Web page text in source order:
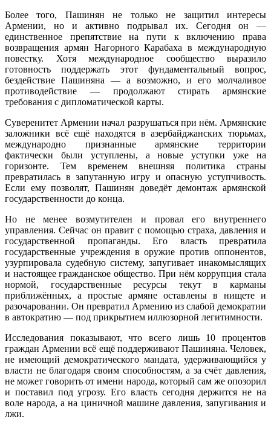
Более того, Пашинян не только не защитил интересы
Армении, но и активно подрывал их. Сегодня он —
единственное препятствие на пути к включению права
возвращения армян Нагорного Карабаха в международную
повестку. Хотя международное сообщество выразило
готовность поддержать этот фундаментальный вопрос,
бездействие Пашиняна — а возможно, и его молчаливое
противодействие — продолжают стирать армянские
требования с дипломатической карты.
Суверенитет Армении начал разрушаться при нём. Армянские
заложники всё ещё находятся в азербайджанских тюрьмах,
международно признанные армянские территории
фактически были уступлены, а новые уступки уже на
горизонте. Тем временем внешняя политика страны
превратилась в запутанную игру и опасную уступчивость.
Если ему позволят, Пашинян доведёт демонтаж армянской
государственности до конца.
Но не менее возмутителен и провал его внутреннего
управления. Сейчас он правит с помощью страха, давления и
государственной пропаганды. Его власть превратила
государственные учреждения в оружие против оппонентов,
узурпировала судебную систему, запугивает инакомыслящих
и настоящее гражданское общество. При нём коррупция стала
нормой, государственные ресурсы текут в карманы
приближённых, а простые армяне оставлены в нищете и
разочаровании. Он превратил Армению из слабой демократии
в автократию — под прикрытием иллюзорной легитимности.
Исследования показывают, что всего лишь 10 процентов
граждан Армении всё ещё поддерживают Пашиняна. Человек,
не имеющий демократического мандата, удерживающийся у
власти не благодаря своим способностям, а за счёт давления,
не может говорить от имени народа, который сам же опозорил
и поставил под угрозу. Его власть сегодня держится не на
воле народа, а на циничной машине давления, запугивания и
лжи.